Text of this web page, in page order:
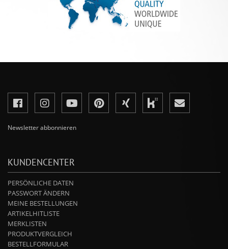
Newsletter abbonnieren
KUNDENCENTER
PERSÖNLICHE DATEN
PASSWORT ÄNDERN
MEINE BESTELLUNGEN
ARTIKELHITLISTE
MERKLISTEN
PRODUKTVERGLEICH
BESTELLFORMULAR